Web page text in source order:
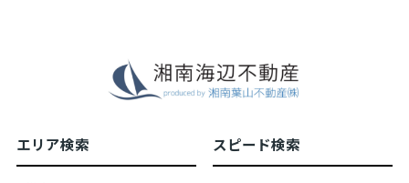
エリア検索 スピード検索